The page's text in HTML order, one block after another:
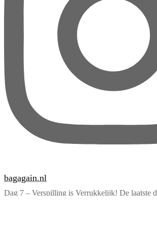
bagagain.nl
Dag 7 – Verspilling is Verrukkelijk! De laatste d